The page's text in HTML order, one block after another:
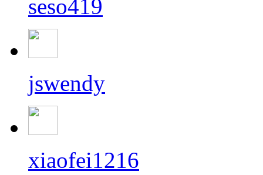
seso419
jswendy
xiaofei1216